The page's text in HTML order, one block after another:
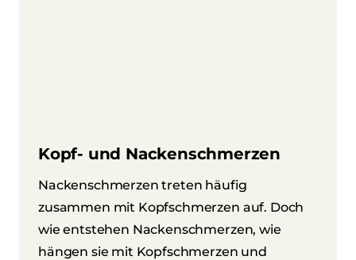
Kopf- und Nackenschmerzen
Nackenschmerzen treten häufig
zusammen mit Kopfschmerzen auf. Doch
wie entstehen Nackenschmerzen, wie
hängen sie mit Kopfschmerzen und